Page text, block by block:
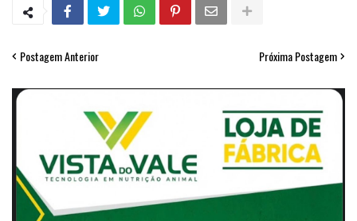
Postagem Anterior Próxima Postagem